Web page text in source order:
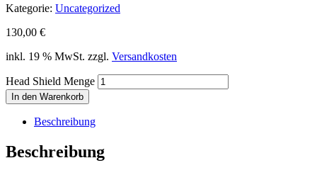
Kategorie: Uncategorized
130,00 €
inkl. 19 % MwSt. zzgl. Versandkosten
Head Shield Menge
In den Warenkorb
Beschreibung
Beschreibung